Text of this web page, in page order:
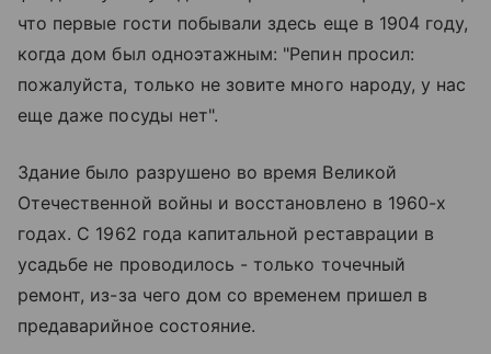
что первые гости побывали здесь еще в 1904 году,
когда дом был одноэтажным: "Репин просил:
пожалуйста, только не зовите много народу, у нас
еще даже посуды нет".
Здание было разрушено во время Великой
Отечественной войны и восстановлено в 1960-х
годах. С 1962 года капитальной реставрации в
усадьбе не проводилось - только точечный
ремонт, из-за чего дом со временем пришел в
предаварийное состояние.